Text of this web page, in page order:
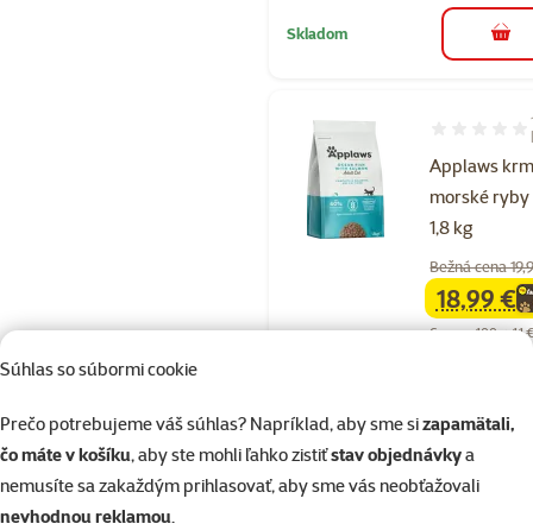
Súhlas so súbormi cookie
Prečo potrebujeme váš súhlas? Napríklad, aby sme sizapamätali,
čo máte v košíku, aby ste mohli ľahko zistiťstav objednávkya
nemusíte sa zakaždým prihlasovať, aby sme vás neobťažovali
nevhodnou reklamou.
Skladom do
Applaws
morské ryby
1,8 kg
Hodnotenie
Bežná cena
family
18,99 €
Cena za 100 g: 1,1